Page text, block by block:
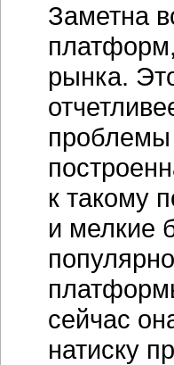
Заметна
рынка.
проблемы
к такому
и мелкие
сейчас
натиску